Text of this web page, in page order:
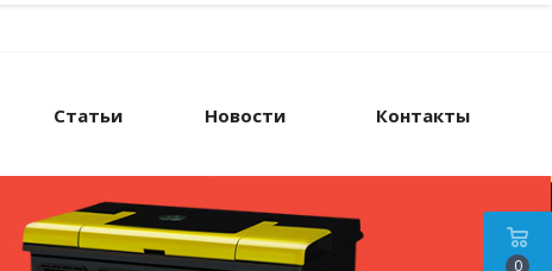
Статьи Новости Контакты
0